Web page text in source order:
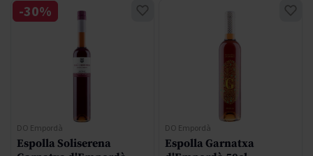
DO Empordà
Espolla Soliserena
-30%
DO Empordà
Espolla Garnatxa